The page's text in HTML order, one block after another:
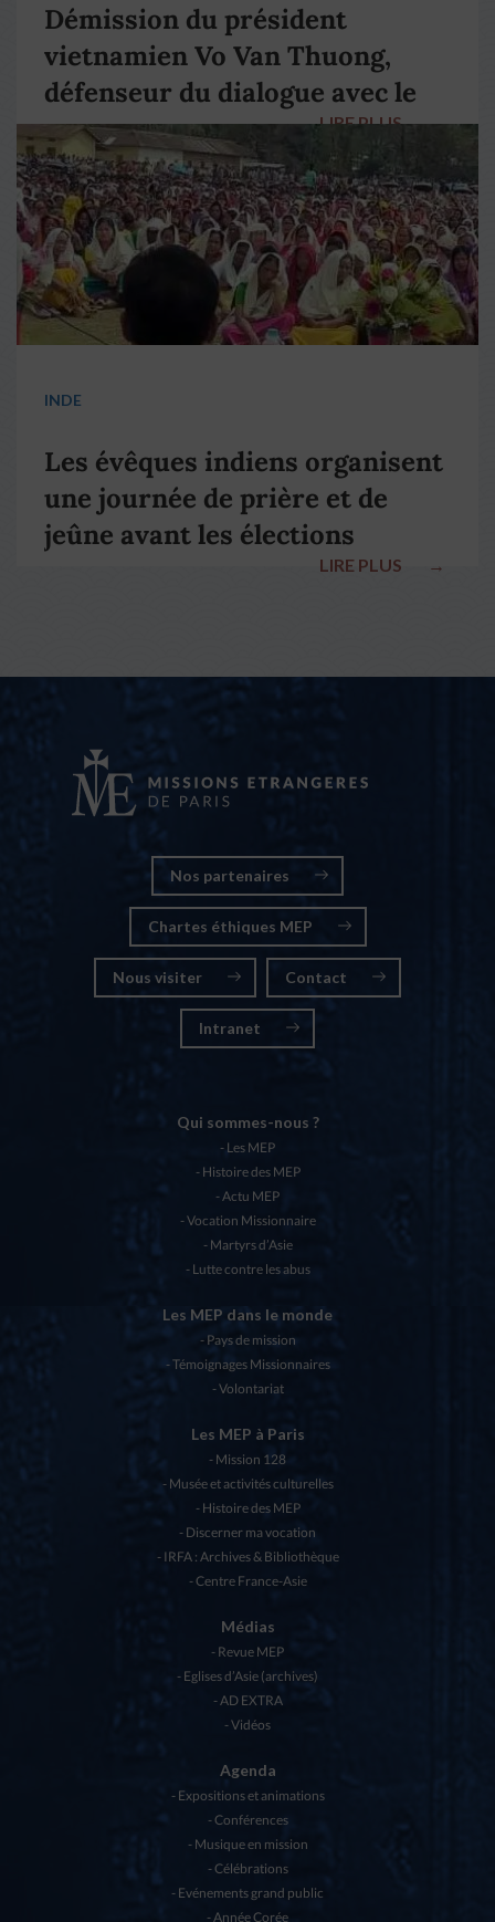
Démission du président
vietnamien Vo Van Thuong,
défenseur du dialogue avec le
pape François
LIRE PLUS →
INDE
Les évêques indiens organisent
une journée de prière et de
jeûne avant les élections
LIRE PLUS →
Nos partenaires
Chartes éthiques MEP
Nous visiter Contact
Intranet
Qui sommes-nous ?
Les MEP
Histoire des MEP
Actu MEP
Vocation Missionnaire
Martyrs d’Asie
Lutte contre les abus
Les MEP dans le monde
Pays de mission
Témoignages Missionnaires
Volontariat
Les MEP à Paris
Mission 128
Musée et activités culturelles
Histoire des MEP
Discerner ma vocation
IRFA : Archives & Bibliothèque
Centre France-Asie
Médias
Revue MEP
Eglises d’Asie (archives)
AD EXTRA
Vidéos
Agenda
Expositions et animations
Conférences
Musique en mission
Célébrations
Evénements grand public
Année Corée